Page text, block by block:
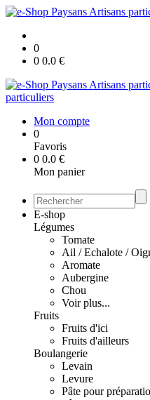
0
0 0.0 €
particuliers
Mon compte
0
Favoris
0 0.0 €
Mon panier
E-shop
Légumes
Tomate
Ail / Echalote /
Aromate
Aubergine
Chou
Voir plus...
Fruits
Fruits d'ici
Fruits d'ailleurs
Boulangerie
Levain
Levure
Pâte pour